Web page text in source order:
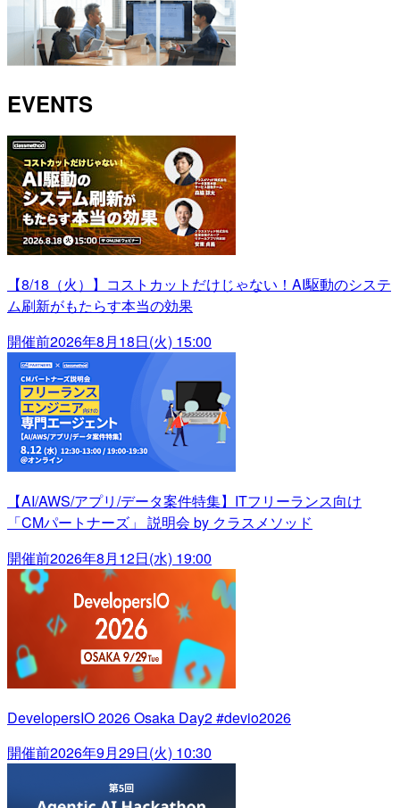
EVENTS
【8/18（火）】コストカットだけじゃない！AI駆動のシステ
ム刷新がもたらす本当の効果
開催前2026年8月18日(火) 15:00
【AI/AWS/アプリ/データ案件特集】ITフリーランス向け
「CMパートナーズ」 説明会 by クラスメソッド
開催前2026年8月12日(水) 19:00
DevelopersIO 2026 Osaka Day2 #devio2026
開催前2026年9月29日(火) 10:30